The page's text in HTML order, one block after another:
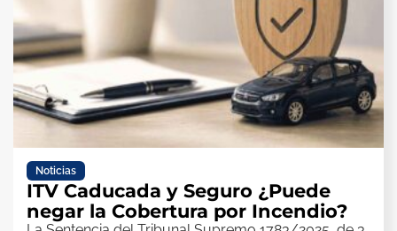
Noticias
ITV Caducada y Seguro ¿Puede
negar la Cobertura por Incendio?